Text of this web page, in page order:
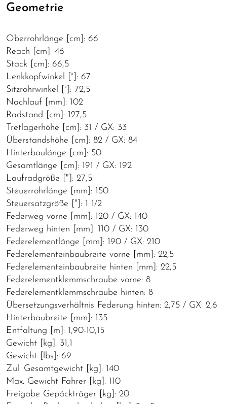
Geometrie
Oberrohrlänge [cm]: 66
Reach [cm]: 46
Stack [cm]: 66,5
Lenkkopfwinkel [°]: 67
Sitzrohrwinkel [°]: 72,5
Nachlauf [mm]: 102
Radstand [cm]: 127,5
Tretlagerhöhe [cm]: 31 / GX: 33
Überstandshöhe [cm]: 82 / GX: 84
Hinterbaulänge [cm]: 50
Gesamtlänge [cm]: 191 / GX: 192
Laufradgröße ["]: 27,5
Steuerrohrlänge [mm]: 150
Steuersatzgröße ["]: 1 1/2
Federweg vorne [mm]: 120 / GX: 140
Federweg hinten [mm]: 110 / GX: 130
Federelementlänge [mm]: 190 / GX: 210
Federelementeinbaubreite vorne [mm]: 22,5
Federelementeinbaubreite hinten [mm]: 22,5
Federelementklemmschraube vorne: 8
Federelementklemmschraube hinten: 8
Übersetzungsverhältnis Federung hinten: 2,75 / GX: 2,6
Hinterbaubreite [mm]: 135
Entfaltung [m]: 1,90-10,15
Gewicht [kg]: 31,1
Gewicht [lbs]: 69
Zul. Gesamtgewicht [kg]: 140
Max. Gewicht Fahrer [kg]: 110
Freigabe Gepäckträger [kg]: 20